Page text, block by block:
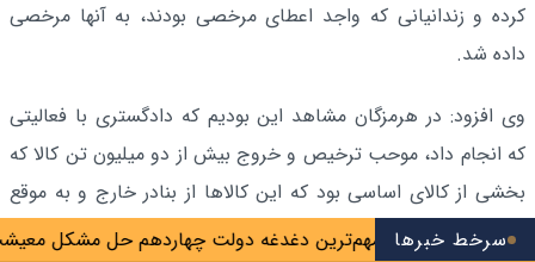
سرخط خبرها
پزشکیان: مهم‌ترین دغدغه دولت چهاردهم حل مشکل معیشت
کرده و زندانیانی که واجد اعطای مرخصی بودند، به آنها مرخصی
داده شد.
وی افزود: در هرمزگان مشاهد این بودیم که دادگستری با فعالیتی
که انجام داد، موحب ترخیص و خروج بیش از دو میلیون تن کالا که
بخشی‌ از کالای اساسی بود که این کالاها از بنادر خارج و به موقع
ترخیص شد.